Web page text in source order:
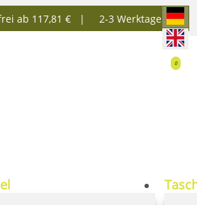
ab 117,81 € | 2-3 Werktage
0